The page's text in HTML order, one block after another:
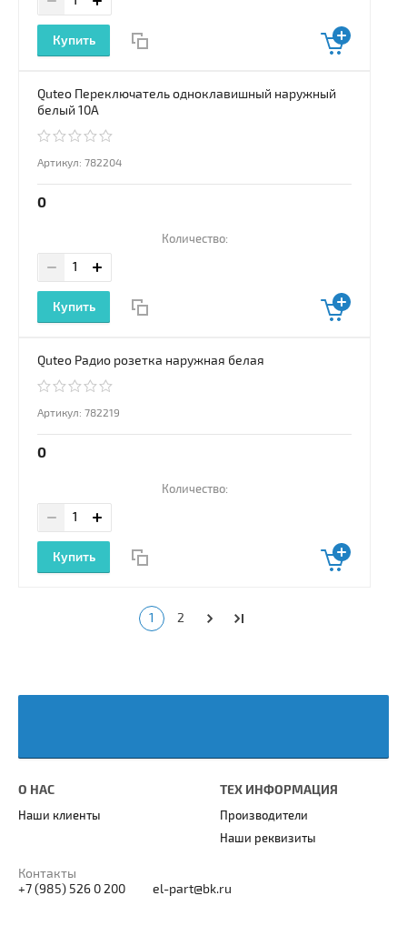
Купить
Quteo Переключатель одноклавишный наружный
белый 10А
Артикул: 782204
0
Количество:
Купить
Quteo Радио розетка наружная белая
Артикул: 782219
0
Количество:
Купить
1 2
О НАС
Наши клиенты
ТЕХ ИНФОРМАЦИЯ
Производители
Наши реквизиты
Контакты
+7 (985) 526 0 200
el-part@bk.ru